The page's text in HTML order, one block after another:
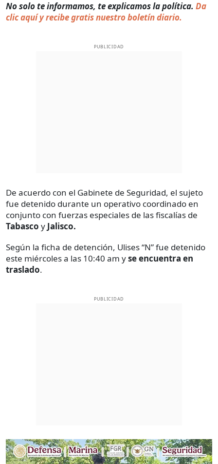
No solo te informamos, te explicamos la política. Da
clic aquí y recibe gratis nuestro boletín diario.
PUBLICIDAD
De acuerdo con el Gabinete de Seguridad, el sujeto
fue detenido durante un operativo coordinado en
conjunto con fuerzas especiales de las fiscalías de
Tabasco y Jalisco.
Según la ficha de detención, Ulises “N” fue detenido
este miércoles a las 10:40 am yse encuentra en
traslado.
PUBLICIDAD